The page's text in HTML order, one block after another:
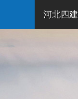
河北四建